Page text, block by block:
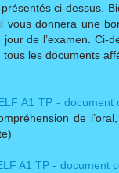
ci-dessus.
vous donnera une
de l’examen. Ci-
les documents
A1 TP - document
de
A1 TP - document